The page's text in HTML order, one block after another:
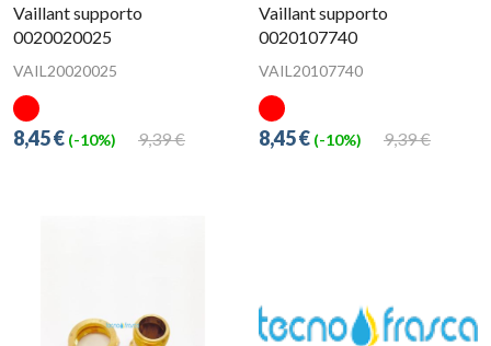
Vaillant supporto
0020020025
VAIL20020025
9,39 €
8,45 € (-10%)
Vaillant supporto
0020107740
VAIL20107740
9,39 €
8,45 € (-10%)